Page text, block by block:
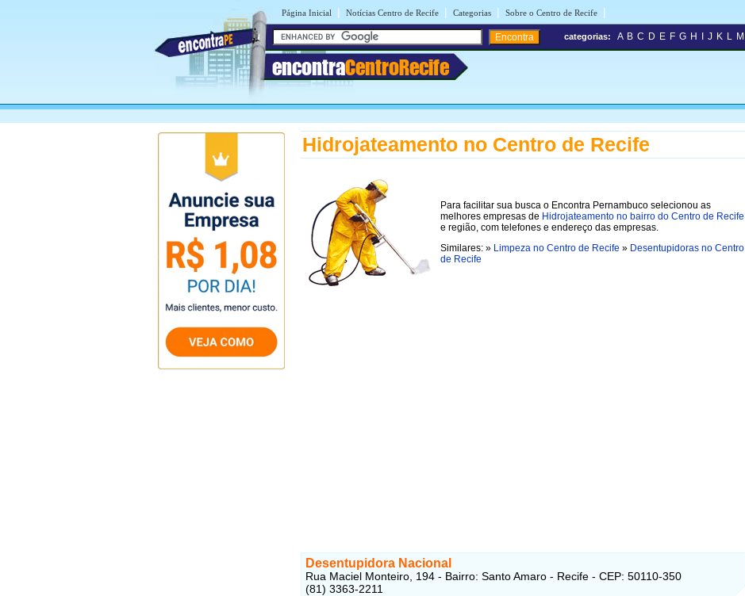
Página Inicial | Notícias Centro de Recife | Categorias | Sobre o Centro de Recife |
encontraCentroRecife
categorias: A B C D E F G H J K L M
Hidrojateamento no Centro de Recife
Para facilitar sua busca o Encontra Pernambuco selecionou as
melhores empresas de Hidrojateamento no bairro do Centro de Recife
e região, com telefones e endereço das empresas.
Similares: » Limpeza no Centro de Recife » Desentupidoras no Centro
de Recife
Desentupidora Nacional
Rua Maciel Monteiro, 194 - Bairro: Santo Amaro - Recife - CEP: 50110-350
(81) 3363-2211